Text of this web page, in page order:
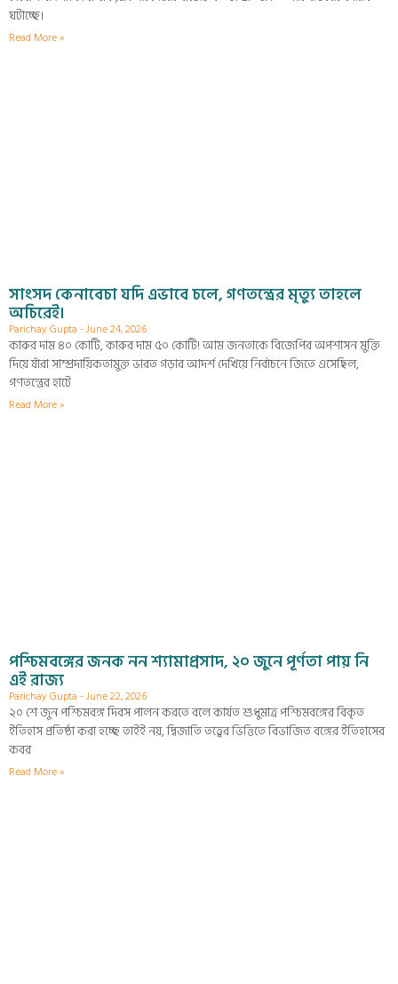
ঘটাচ্ছে।
Read More »
সাংসদ কেনাবেচা যদি এভাবে চলে, গণতন্ত্রের মৃত্যু তাহলে
অচিরেই।
Parichay Gupta June 24, 2026
কারুর দাম ৪০ কোটি, কারুর দাম ৫০ কোটি! আম জনতাকে বিজেপির অপশাসন মুক্তি
দিয়ে যাঁরা সাম্প্রদায়িকতামুক্ত ভারত গড়ার আদর্শ দেখিয়ে নির্বাচনে জিতে এসেছিল,
গণতন্ত্রের হাটে
Read More »
পশ্চিমবঙ্গের জনক নন শ্যামাপ্রসাদ, ২০ জুনে পূর্ণতা পায় নি
এই রাজ্য
Parichay Gupta June 22, 2026
২০ শে জুন পশ্চিমবঙ্গ দিবস পালন করতে বলে কার্যত শুধুমাত্র পশ্চিমবঙ্গের বিকৃত
ইতিহাস প্রতিষ্ঠা করা হচ্ছে তাইই নয়, দ্বিজাতি তত্ত্বের ভিত্তিতে বিভাজিত বঙ্গের ইতিহাসের
কবর
Read More »